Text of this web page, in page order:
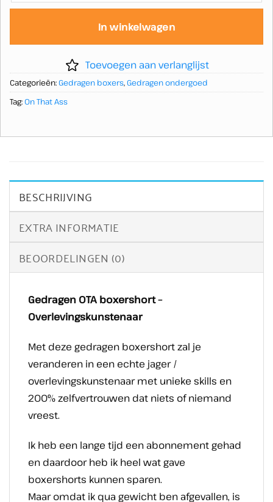
In winkelwagen
Toevoegen aan verlanglijst
Categorieën:Gedragen boxers,Gedragen ondergoed
Tag:On That Ass
BESCHRIJVING
EXTRA INFORMATIE
BEOORDELINGEN (0)
Gedragen OTA boxershort –
Overlevingskunstenaar
Met deze gedragen boxershort zal je
veranderen in een echte jager /
overlevingskunstenaar met unieke skills en
200% zelfvertrouwen dat niets of niemand
vreest.
Ik heb een lange tijd een abonnement gehad
en daardoor heb ik heel wat gave
boxershorts kunnen sparen.
Maar omdat ik qua gewicht ben afgevallen, is